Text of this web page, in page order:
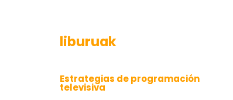
liburuak
Estrategias de programación
televisiva